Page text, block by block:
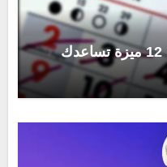
دليل استخدام تقويم قوقل: 12 ميزة تساعدك